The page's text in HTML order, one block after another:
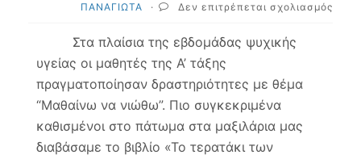
ΠΑΝΑΓΙΩΤΑ
· Δεν επιτρέπεται σχολιασμός
Στα πλαίσια της εβδομάδας ψυχικής
υγείας οι μαθητές της Α’ τάξης
πραγματοποίησαν δραστηριότητες με θέμα
“Μαθαίνω να νιώθω”. Πιο συγκεκριμένα
καθισμένοι στο πάτωμα στα μαξιλάρια μας
διαβάσαμε το βιβλίο «Το τερατάκι των